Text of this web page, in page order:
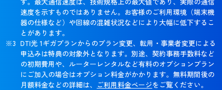
速度を示すものではありません。お客様のご利用環境（端末機
器の仕様など）や回線の混雑状況などにより大幅に低下するこ
とがあります。
DTI光 1ギガプランからのプラン変更、転用・事業者変更による
申込みは特典の対象外となります。別途、契約事務手数料など
の初期費用や、ルーターレンタルなど有料のオプションプラン
にご加入の場合はオプション料金がかかります。無料期間後の
月額料金などの詳細は、 ご利用料金ページをご覧ください。